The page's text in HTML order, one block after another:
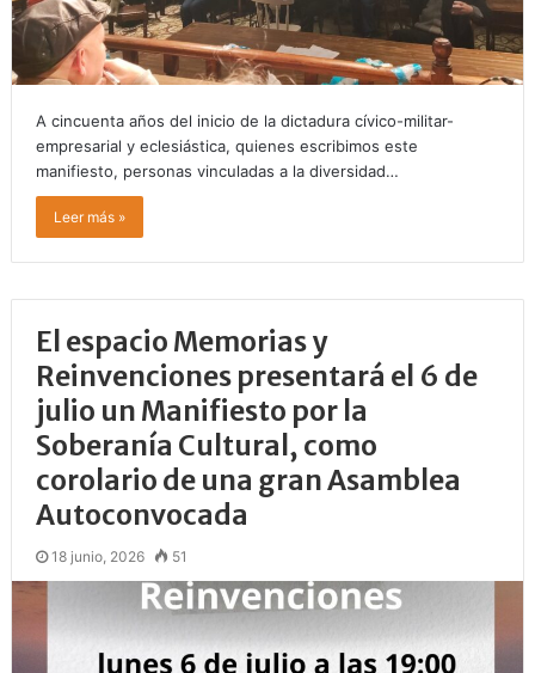
A cincuenta años del inicio de la dictadura cívico-militar-
empresarial y eclesiástica, quienes escribimos este
manifiesto, personas vinculadas a la diversidad…
Leer más »
El espacio Memorias y
Reinvenciones presentará el 6 de
julio un Manifiesto por la
Soberanía Cultural, como
corolario de una gran Asamblea
Autoconvocada
18 junio, 2026 51